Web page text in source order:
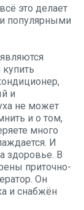
это делает
популярными
и
не может
и о том,
много
И
здоровье. В
приточно-
Он
и снабжён